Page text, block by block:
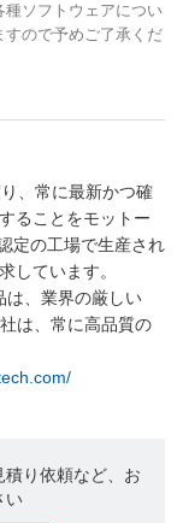
種ソフトウェアについ
ので予めご了承くだ
、常に最新かつ確
ることをモットー
定の工場で生産され
しています。
は、業界の厳しい
は、常に高品質の
り依頼など、お
い